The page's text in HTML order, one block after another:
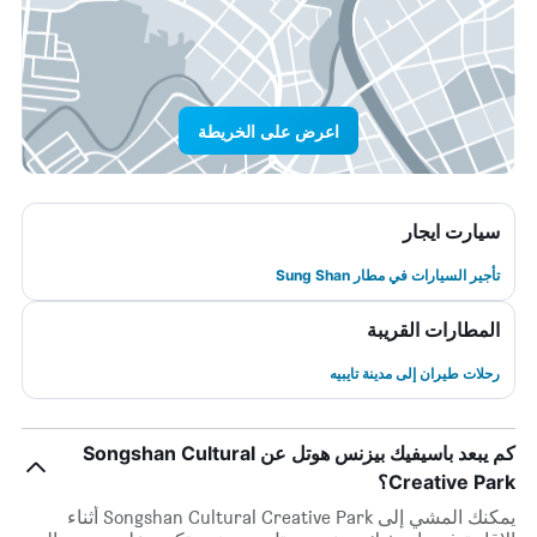
اعرض على الخريطة
سيارت ايجار
تأجير السيارات في مطار Sung Shan
المطارات القريبة
رحلات طيران إلى مدينة تايبيه
كم يبعد باسيفيك بيزنس هوتل عن Songshan Cultural
Creative Park؟
يمكنك المشي إلى Songshan Cultural Creative Park أثناء